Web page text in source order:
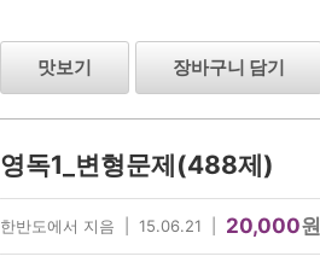
맛보기 장바구니 담기
영독1_변형문제(488제)
한반도에서 지음 | 15.06.21 | 20,000원